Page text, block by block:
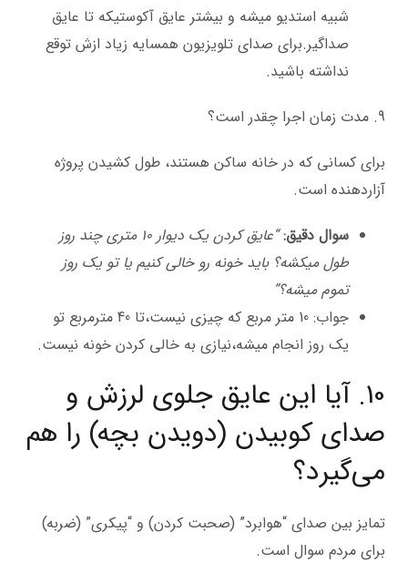
شبیه استدیو میشه و بیشتر عایق آکوستیکه تا عایق
صداگیر.برای صدای تلویزیون همسایه زیاد ازش توقع
نداشته باشید.
9. مدت زمان اجرا چقدر است؟
برای کسانی که در خانه ساکن هستند، طول کشیدن پروژه
آزاردهنده است.
سوال دقیق:
“عایق کردن یک دیوار ۱۰ متری چند روز
طول میکشه؟ باید خونه رو خالی کنیم یا تو یک روز
تموم میشه؟”
جواب: 10 متر مربع که چیزی نیست،تا 40 مترمربع تو
یک روز انجام میشه،نیازی به خالی کردن خونه نیست.
10. آیا این عایق جلوی لرزش و
صدای کوبیدن (دویدن بچه) را هم
می‌گیرد؟
تمایز بین صدای “هوابرد” (صحبت کردن) و “پیکری” (ضربه)
برای مردم سوال است.